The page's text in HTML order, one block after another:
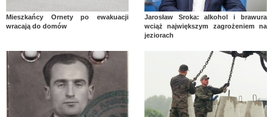
Mieszkańcy Ornety po ewakuacji
wracają do domów
Jarosław Sroka: alkohol i brawura
wciąż największym zagrożeniem na
jeziorach